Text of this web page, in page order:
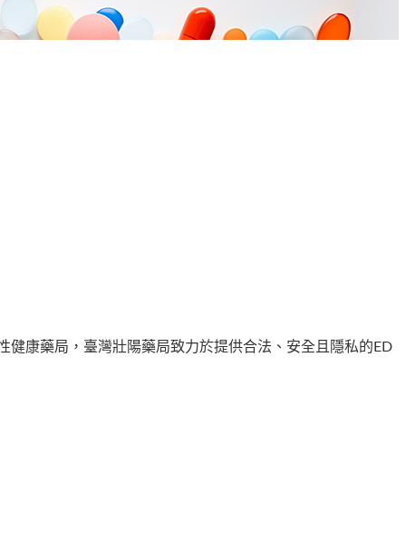
健康藥局，臺灣壯陽藥局致力於提供合法、安全且隱私的ED